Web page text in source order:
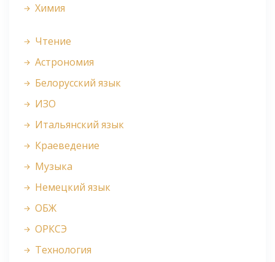
Химия
Чтение
Астрономия
Белорусский язык
ИЗО
Итальянский язык
Краеведение
Музыка
Немецкий язык
ОБЖ
ОРКСЭ
Технология